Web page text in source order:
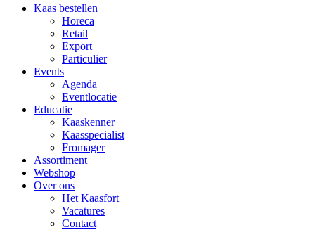
Kaas bestellen
Horeca
Retail
Export
Particulier
Events
Agenda
Eventlocatie
Educatie
Kaaskenner
Kaasspecialist
Fromager
Assortiment
Webshop
Over ons
Het Kaasfort
Vacatures
Contact